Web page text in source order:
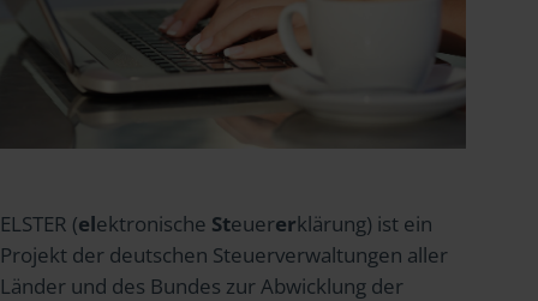
ELSTER (elektronische Steuererklärung) ist ein
Projekt der deutschen Steuerverwaltungen aller
Länder und des Bundes zur Abwicklung der